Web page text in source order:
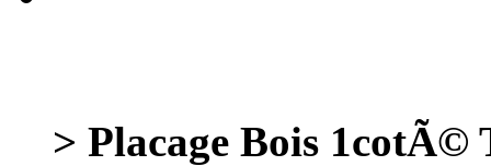
> Placage Bois